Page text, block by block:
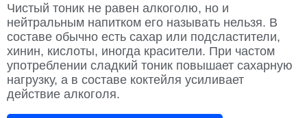
Чистый тоник не равен алкоголю, но и
нейтральным напитком его называть нельзя. В
составе обычно есть сахар или подсластители,
хинин, кислоты, иногда красители. При частом
употреблении сладкий тоник повышает сахарную
нагрузку, а в составе коктейля усиливает
действие алкоголя.